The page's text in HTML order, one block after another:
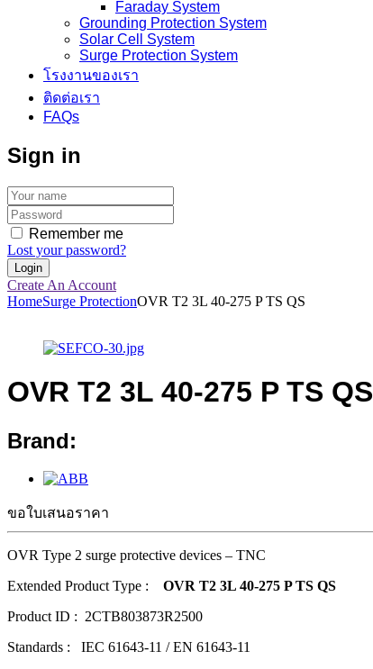
Faraday System
Grounding Protection System
Solar Cell System
Surge Protection System
โรงงานของเรา
ติดต่อเรา
FAQs
Sign in
Remember me
Lost your password?
Create An Account
HomeSurge ProtectionOVR T2 3L 40-275 P TS QS
OVR T2 3L 40-275 P TS QS
Brand:
ขอใบเสนอราคา
OVR Type 2 surge protective devices – TNC
Extended Product Type : OVR T2 3L 40-275 P TS QS
Product ID : 2CTB803873R2500
Standards : IEC 61643-11 / EN 61643-11